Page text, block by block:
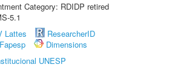
Category: RDIDP retired
5.1
Lattes
ResearcherID
Fapesp
Dimensions
UNESP